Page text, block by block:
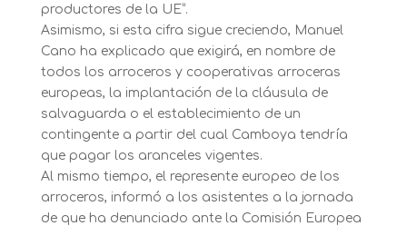
productores de la UE”.
Asimismo, si esta cifra sigue creciendo, Manuel
Cano ha explicado que exigirá, en nombre de
todos los arroceros y cooperativas arroceras
europeas, la implantación de la cláusula de
salvaguarda o el establecimiento de un
contingente a partir del cual Camboya tendría
que pagar los aranceles vigentes.
Al mismo tiempo, el represente europeo de los
arroceros, informó a los asistentes a la jornada
de que ha denunciado ante la Comisión Europea